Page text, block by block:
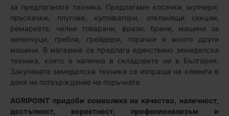
за предлаганата техника. Предлагаме косачки, мулчери,
пръскачки, плугове, култиватори, откланящи секции,
ремаркета, челни товарачи, фрези, брани, машини за
зеленчуци, гребла, грейдери, торачки и много други
машини. В магазина се предлага единствено земеделска
техника, която е налична в складовете ни в България.
Закупената земеделска техника се изпраща на клиента в
деня на потвърждение на поръчката.
AGRIPOINT придоби сомволика на качество, наличност,
достъпност, коректност, професионализъм и